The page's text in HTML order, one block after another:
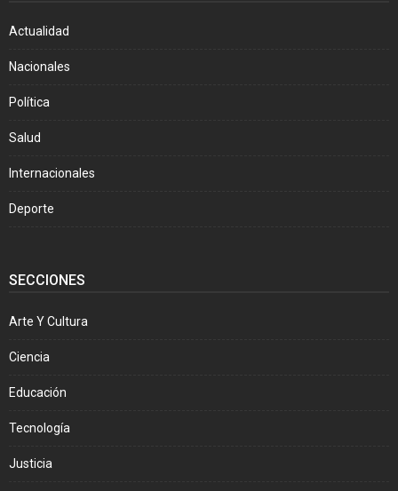
Actualidad
Nacionales
Política
Salud
Internacionales
Deporte
SECCIONES
Arte Y Cultura
Ciencia
Educación
Tecnología
Justicia